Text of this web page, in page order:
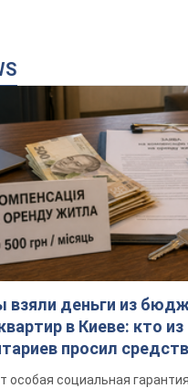
взяли деньги из
в Киеве: кто из
просил
особая социальная